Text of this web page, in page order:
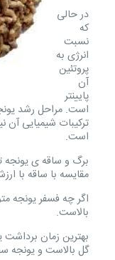
در حالی
که
نسبت
انرژی به
پروتئین
آن
پایینتر
است. مراحل رشد
ترکیبات شیمیایی آن
است.
برگ و ساقه ی یونجه
مقایسه با ساقه با
اگر چه فسفر یونجه
بالاست.
بهترین زمان برداشت
گل بالاست و